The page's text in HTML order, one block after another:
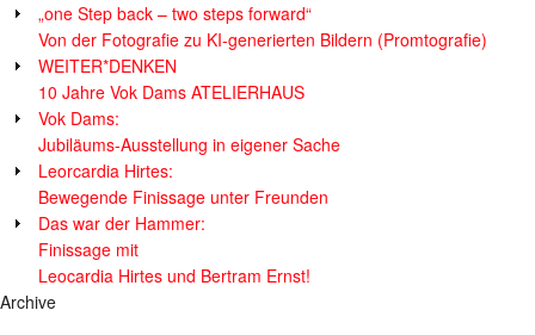
„one Step back – two steps forward“
Von der Fotografie zu KI-generierten Bildern (Promtografie)
WEITER*DENKEN
10 Jahre Vok Dams ATELIERHAUS
Vok Dams:
Jubiläums-Ausstellung in eigener Sache
Leorcardia Hirtes:
Bewegende Finissage unter Freunden
Das war der Hammer:
Finissage mit
Leocardia Hirtes und Bertram Ernst!
Archive